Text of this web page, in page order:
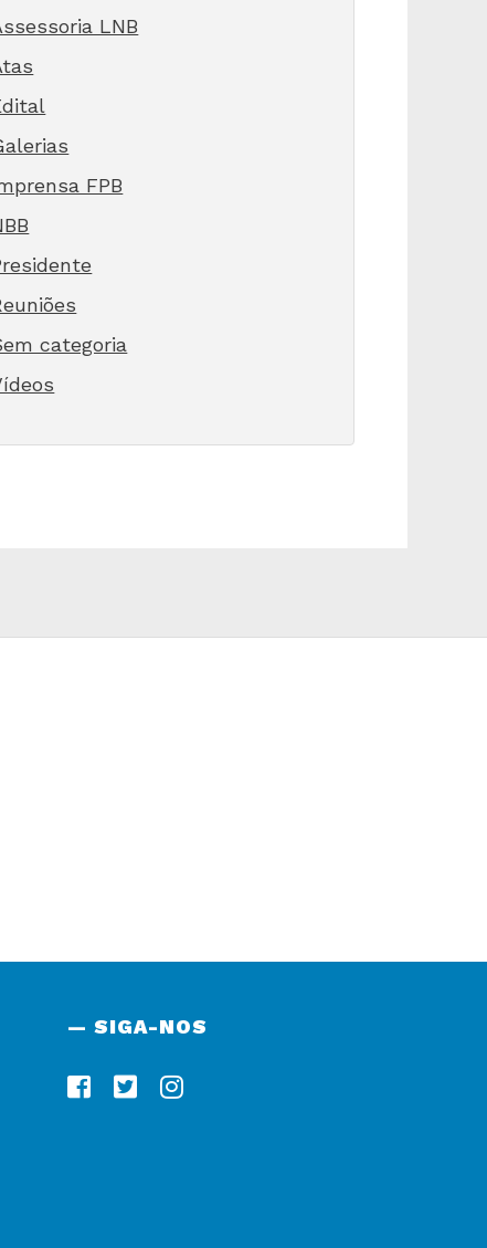
LNB
FPB
categoria
— SIGA-NOS